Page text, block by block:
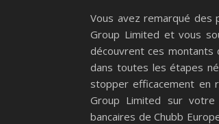
Vous avez remarqué des
Group Limited et vous
découvrent ces montants
dans toutes les étapes
stopper efficacement en
Group Limited sur
bancaires de Chubb